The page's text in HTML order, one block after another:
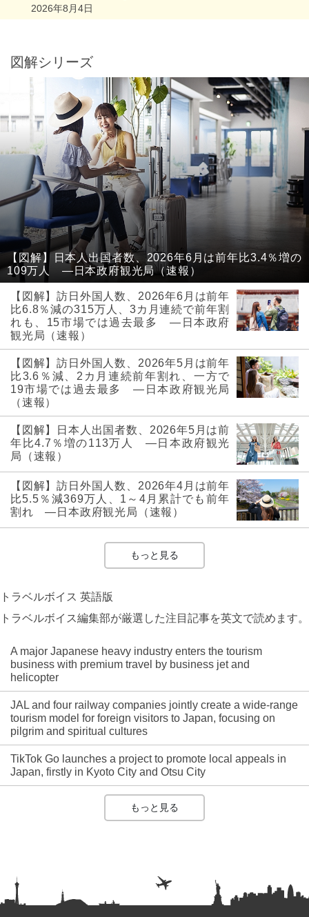
2026年8月4日
図解シリーズ
【図解】日本人出国者数、2026年6月は前年比3.4％増の
109万人 ―日本政府観光局（速報）
【図解】訪日外国人数、2026年6月は前年
比6.8％減の315万人、3カ月連続で前年割
れも、15市場では過去最多 ―日本政府
観光局（速報）
【図解】訪日外国人数、2026年5月は前年
比3.6％減、2カ月連続前年割れ、一方で
19市場では過去最多 ―日本政府観光局
（速報）
【図解】日本人出国者数、2026年5月は前
年比4.7％増の113万人 ―日本政府観光
局（速報）
【図解】訪日外国人数、2026年4月は前年
比5.5％減369万人、1～4月累計でも前年
割れ ―日本政府観光局（速報）
もっと見る
トラベルボイス 英語版
トラベルボイス編集部が厳選した注目記事を英文で読めます。
A major Japanese heavy industry enters the tourism
business with premium travel by business jet and
helicopter
JAL and four railway companies jointly create a wide-range
tourism model for foreign visitors to Japan, focusing on
pilgrim and spiritual cultures
TikTok Go launches a project to promote local appeals in
Japan, firstly in Kyoto City and Otsu City
もっと見る